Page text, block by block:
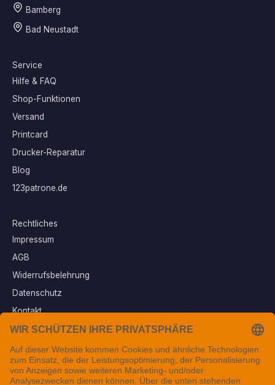
Bamberg
Bad Neustadt
Service
Hilfe & FAQ
Shop-Funktionen
Versand
Printcard
Drucker-Reparatur
Blog
123patrone.de
Rechtliches
Impressum
AGB
Widerrufsbelehrung
Datenschutz
Kontakt
Vertrag widerrufen
Sichere Zahlungsarten